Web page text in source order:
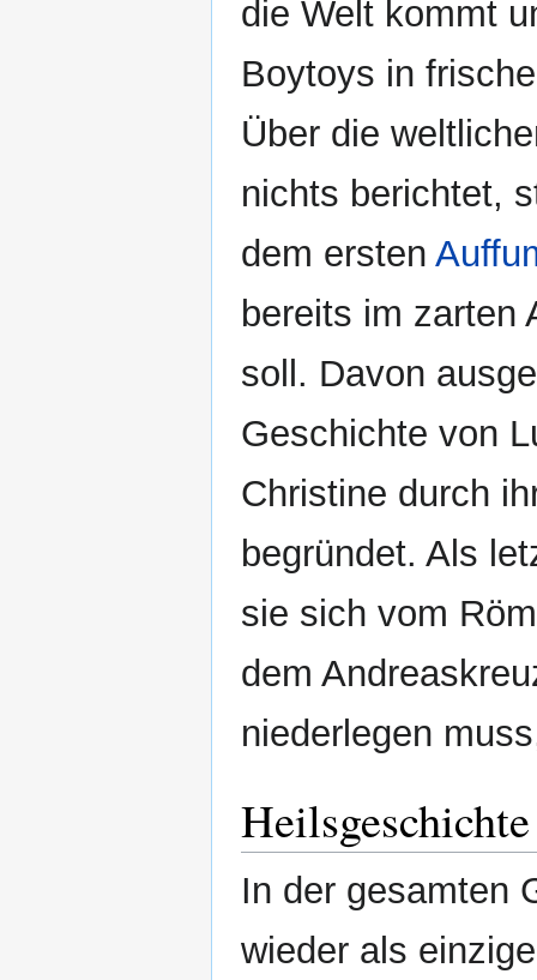
die Welt kommt
Boytoys in
Über die
nichts berichtet,
dem ersten
bereits im zarten
soll. Davon
Geschichte von
Christine durch
begründet. Als
sie sich vom
dem
niederlegen
Heilsgeschichte
In der gesamten
wieder als